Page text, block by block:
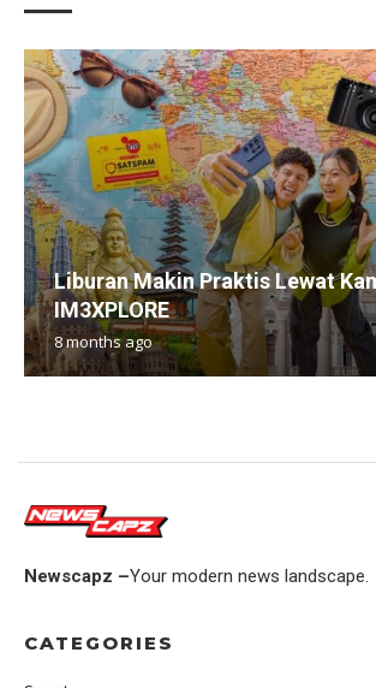
Liburan Makin Praktis Lewat
IM3XPLORE
8 months ago
Newscapz –Your modern news landscape.
CATEGORIES